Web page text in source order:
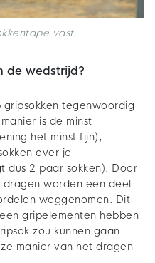
vast
de wedstrijd?
tegenwoordig
is de minst
het minst fijn),
over je
dus 2 paar sokken). Door
worden een deel
weggenomen. Dit
gripelementen hebben
zou kunnen gaan
manier van het dragen